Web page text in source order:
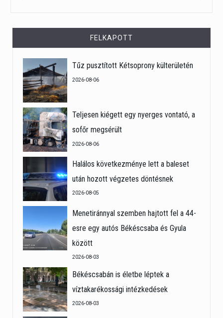
FELKAPOTT
Tűz pusztított Kétsoprony külterületén
2026-08-06
Teljesen kiégett egy nyerges vontató, a
sofőr megsérült
2026-08-06
Halálos következménye lett a baleset
után hozott végzetes döntésnek
2026-08-05
Menetiránnyal szemben hajtott fel a 44-
esre egy autós Békéscsaba és Gyula
között
2026-08-03
Békéscsabán is életbe léptek a
víztakarékossági intézkedések
2026-08-03